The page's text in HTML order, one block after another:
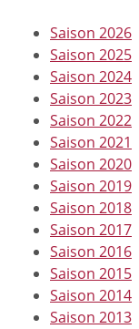
Saison 2026
Saison 2025
Saison 2024
Saison 2023
Saison 2022
Saison 2021
Saison 2020
Saison 2019
Saison 2018
Saison 2017
Saison 2016
Saison 2015
Saison 2014
Saison 2013